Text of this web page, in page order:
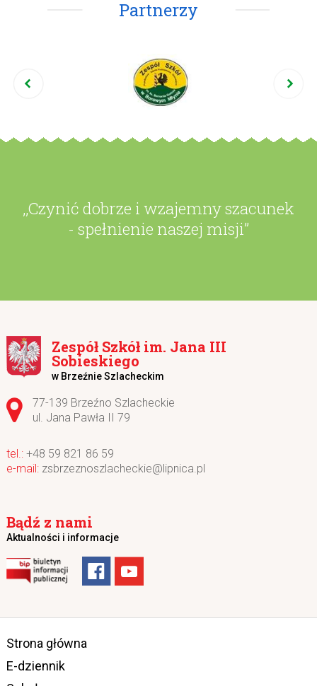
Partnerzy
,,Czynić dobrze i wzajemny szacunek
- spełnienie naszej misji”
Zespół Szkół im. Jana III
Sobieskiego
w Brzeźnie Szlacheckim
Adres pocztowy:
77-139 Brzeźno Szlacheckie
ul. Jana Pawła II 79
+48 59 821 86 59
zsbrzeznoszlacheckie@lipnica.pl
Bądź z nami
Aktualności i informacje
Strona główna
E-dziennik